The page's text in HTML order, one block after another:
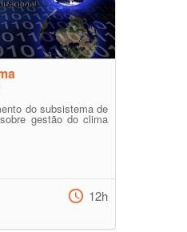
do subsistema de
gestão do clima
12h